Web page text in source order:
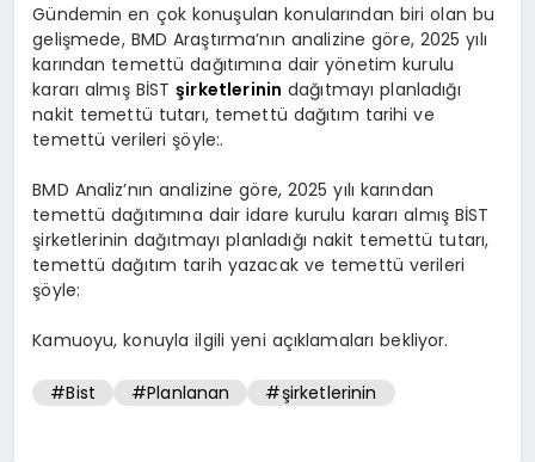
Gündemin en çok konuşulan konularından biri olan bu
gelişmede, BMD Araştırma’nın analizine göre, 2025 yılı
karından temettü dağıtımına dair yönetim kurulu
kararı almış BİSTşirketlerinin dağıtmayı planladığı
nakit temettü tutarı, temettü dağıtım tarihi ve
temettü verileri şöyle:.
BMD Analiz’nın analizine göre, 2025 yılı karından
temettü dağıtımına dair idare kurulu kararı almış BİST
şirketlerinin dağıtmayı planladığı nakit temettü tutarı,
temettü dağıtım tarih yazacak ve temettü verileri
şöyle:
Kamuoyu, konuyla ilgili yeni açıklamaları bekliyor.
#Bist #Planlanan #şirketlerinin